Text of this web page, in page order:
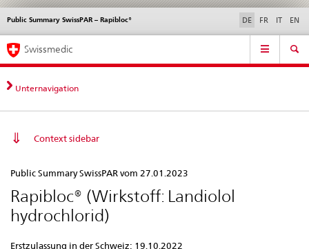
Direktnavigation
News,
Rechtsgrundlagen,
Kontakt
News & Updates Kontakt | Support & Hilfe
Public Summary SwissPAR – Rapibloc®
Sprachwahl DE FR IT EN
Service
Hauptnavigation
Swissmedic
Unternavigation
Context sidebar
Summary
SwissPAR
–
Rapibloc®
Public Summary SwissPAR vom 27.01.2023
Rapibloc® (Wirkstoff: Landiolol
hydrochlorid)
Erstzulassung in der Schweiz: 19.10.2022